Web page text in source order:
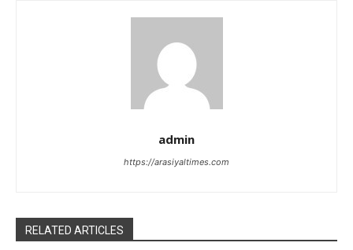
admin
https://arasiyaltimes.com
RELATED ARTICLES